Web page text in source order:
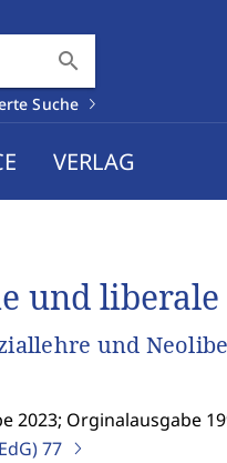
search
Suche
VERLAG
und
und
2023; Orginalausgabe
77